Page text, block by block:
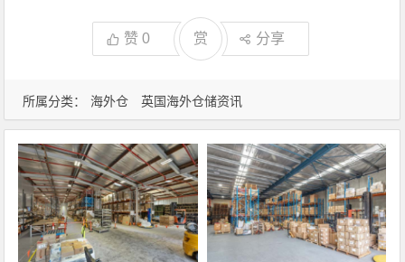
所属分类： 海外仓 英国海外仓储资讯
赞0 赏 分享